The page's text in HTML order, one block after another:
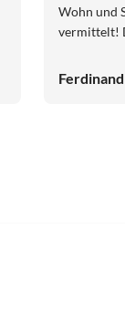
Wohn und
vermittelt!